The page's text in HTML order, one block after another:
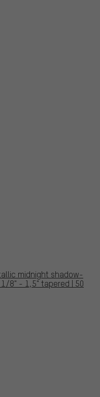
midnight shadow-
1/8" - 1,5" tapered | 50